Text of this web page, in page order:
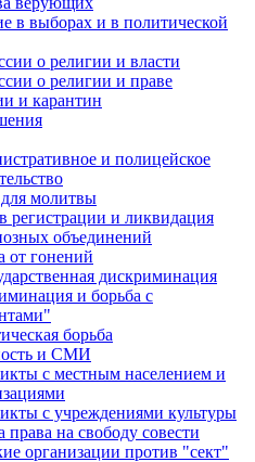
в выборах и в политической
о религии и власти
о религии и праве
и карантин
и полицейское
молитвы
регистрации и ликвидация
объединений
от гонений
дискриминация
и борьба с
борьба
и СМИ
с местным населением и
с учреждениями культуры
права на свободу совести
организации против "сект"